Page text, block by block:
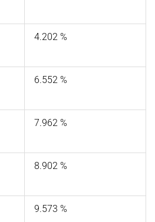
4.202 %
6.552 %
7.962 %
8.902 %
9.573 %